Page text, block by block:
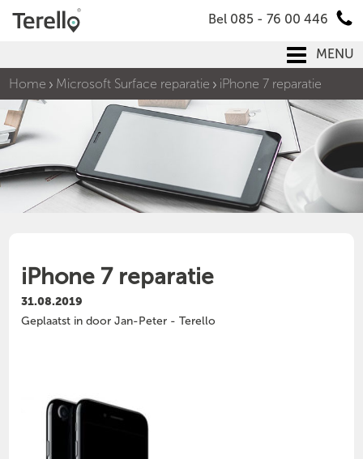
Bel 085 - 76 00 446
MENU
Home
Microsoft Surface reparatie iPhone 7 reparatie
iPhone 7 reparatie
31.08.2019
Geplaatst in door Jan-Peter - Terello